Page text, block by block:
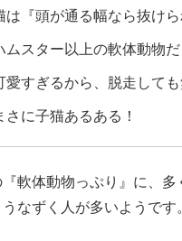
は『頭が通る幅なら抜け
ムスター以上の軟体動物
愛すぎるから、脱走しても
さに子猫あるある！
軟体動物っぷり』に、
なずく人が多いようです